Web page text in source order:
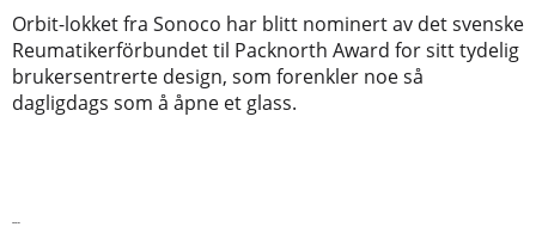
Orbit-lokket fra Sonoco har blitt nominert av det svenske
Reumatikerförbundet til Packnorth Award for sitt tydelig
brukersentrerte design, som forenkler noe så
dagligdags som å åpne et glass.